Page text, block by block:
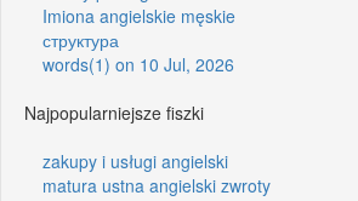
Imiona angielskie męskie
структура
words(1) on 10 Jul, 2026
Najpopularniejsze fiszki
zakupy i usługi angielski
matura ustna angielski zwroty